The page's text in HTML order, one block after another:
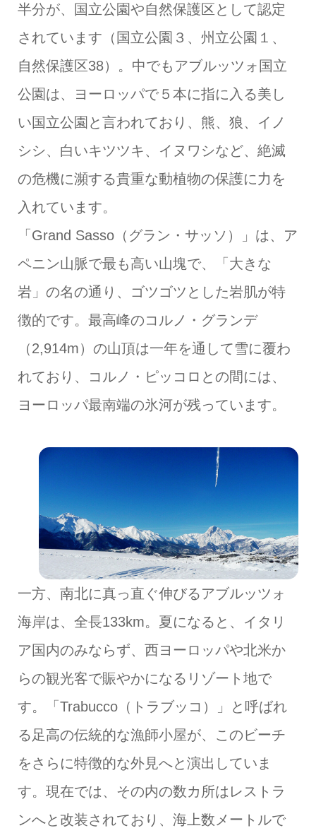
半分が、国立公園や自然保護区として認定
されています（国立公園３、州立公園１、
自然保護区38）。中でもアブルッツォ国立
公園は、ヨーロッパで５本に指に入る美し
い国立公園と言われており、熊、狼、イノ
シシ、白いキツツキ、イヌワシなど、絶滅
の危機に瀕する貴重な動植物の保護に力を
入れています。
「Grand Sasso（グラン・サッソ）」は、ア
ペニン山脈で最も高い山塊で、「大きな
岩」の名の通り、ゴツゴツとした岩肌が特
徴的です。最高峰のコルノ・グランデ
（2,914m）の山頂は一年を通して雪に覆わ
れており、コルノ・ピッコロとの間には、
ヨーロッパ最南端の氷河が残っています。
一方、南北に真っ直ぐ伸びるアブルッツォ
海岸は、全長133km。夏になると、イタリ
ア国内のみならず、西ヨーロッパや北米か
らの観光客で賑やかになるリゾート地で
す。「Trabucco（トラブッコ）」と呼ばれ
る足高の伝統的な漁師小屋が、このビーチ
をさらに特徴的な外見へと演出していま
す。現在では、その内の数カ所はレストラ
ンへと改装されており、海上数メートルで